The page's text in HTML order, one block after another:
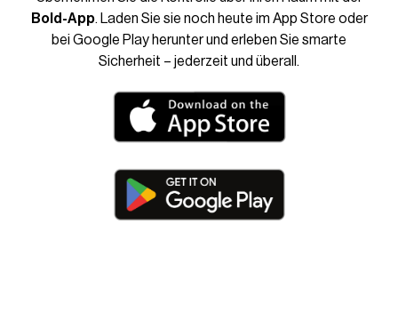
Bold-App. Laden Sie sie noch heute im App Store oder
bei Google Play herunter und erleben Sie smarte
Sicherheit – jederzeit und überall.